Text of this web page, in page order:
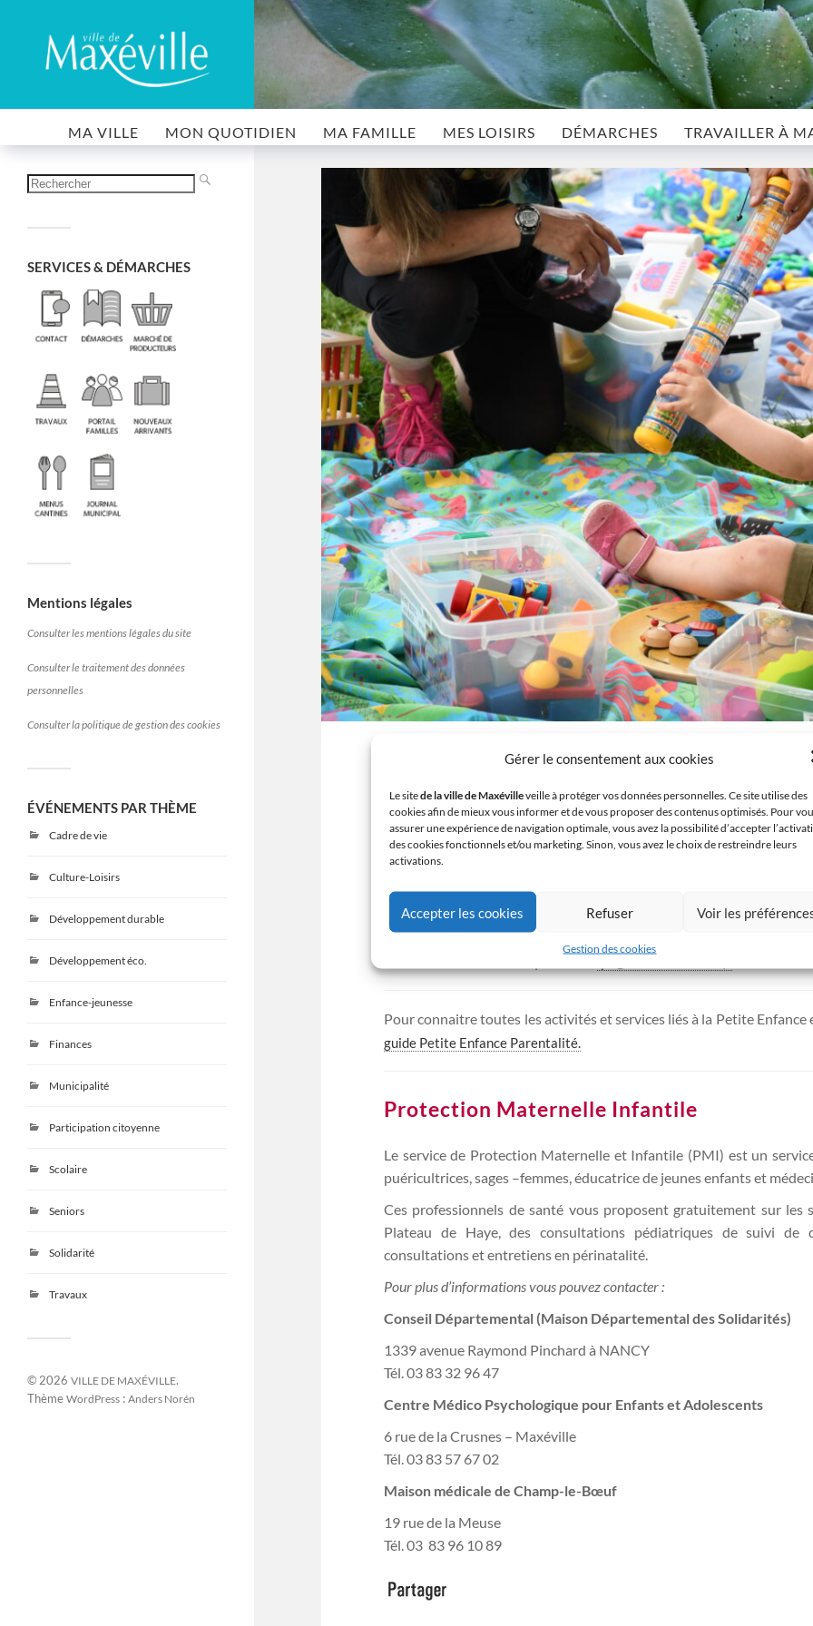
Gérer le consentement aux cookies
Le sitede la ville de Maxévilleveille à protéger vos données personnelles. Ce site utilise des
cookies afin de mieux vous informer et de vous proposer des contenus optimisés. Pour
assurer une expérience de navigation optimale, vous avez la possibilité d’accepter
des cookies fonctionnels et/ou marketing. Sinon, vous avez le choix de restreindre leurs
activations.
Accepter les cookies Refuser Voir les
Gestion des cookies
MA VILLE MON QUOTIDIEN MA FAMILLE MES LOISIRS DÉMARCHES TRAVAILLER À
SERVICES & DÉMARCHES
Mentions légales
Consulter les mentions légales du site
Consulter le traitement des données
personnelles
Consulter la politique de gestion des cookies
ÉVÉNEMENTS PAR THÈME
Cadre de vie
Culture-Loisirs
Développement durable
Développement éco.
Enfance-jeunesse
Finances
Municipalité
Participation citoyenne
Scolaire
Seniors
Solidarité
Travaux
© 2026 VILLE DE MAXÉVILLE.
Thème WordPress : Anders Norén
Petite enfance
Vous recherchez un mode d’accueil pour
Renseignements auprès du Relais Petite Enfance LE NID
>lors des permanences téléphoniques :
les lundis de 9h à 12h et les jeudis de 14h à 17h au 03 57 80 06 96
>ou sur rendez-vous à la Maison du Lien et de la Solidarité
Pour connaitre toutes les activités et services liés à la Petite
guide Petite Enfance Parentalité.
Protection Maternelle Infantile
Le service de Protection Maternelle et Infantile (PMI) est un
puéricultrices, sages –femmes, éducatrice de jeunes enfants et
Ces professionnels de santé vous proposent gratuitement sur les
Plateau de Haye, des consultations pédiatriques de suivi de
consultations et entretiens en périnatalité.
Pour plus d’informations vous pouvez contacter :
Conseil Départemental (Maison Départemental des Solidarités)
1339 avenue Raymond Pinchard à NANCY
Tél. 03 83 32 96 47
Centre Médico Psychologique pour Enfants et Adolescents
6 rue de la Crusnes – Maxéville
Tél. 03 83 57 67 02
Maison médicale de Champ-le-Bœuf
19 rue de la Meuse
Tél. 03 83 96 10 89